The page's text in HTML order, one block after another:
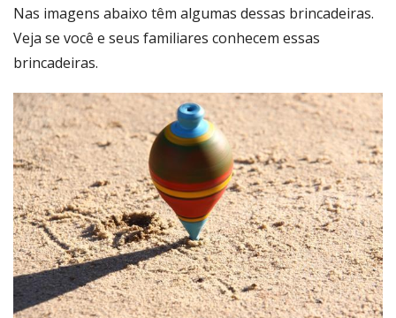
Nas imagens abaixo têm algumas dessas brincadeiras.
Veja se você e seus familiares conhecem essas
brincadeiras.